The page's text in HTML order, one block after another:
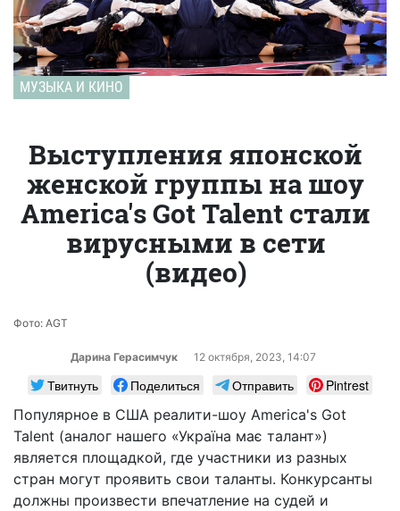
МУЗЫКА И КИНО
Выступления японской
женской группы на шоу
America's Got Talent стали
вирусными в сети
(видео)
Фото: AGT
Дарина Герасимчук 12 октября, 2023, 14:07
Твитнуть Поделиться Отправить
Pintrest
Популярное в США реалити-шоу America's Got
Talent (аналог нашего «Україна має талант»)
является площадкой, где участники из разных
стран могут проявить свои таланты. Конкурсанты
должны произвести впечатление на судей и